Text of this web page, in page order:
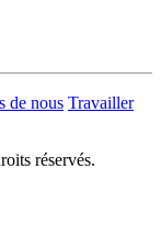
de nous Travailler
réservés.